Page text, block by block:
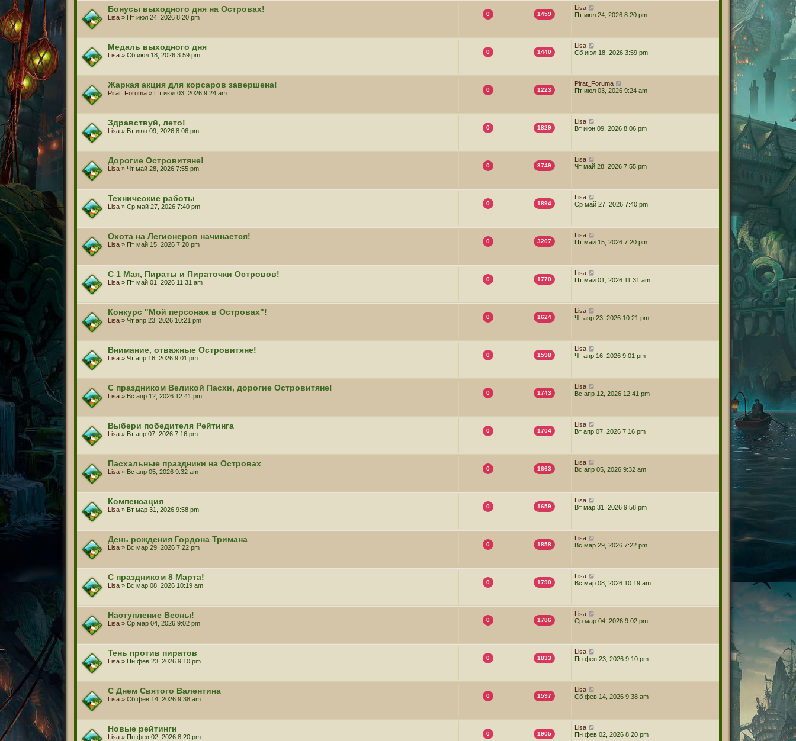
Бонусы выходного дня на Островах!
Lisa» Пт июл 24, 2026 8:20 pm 0 1459
Lisa
Пт июл 24, 2026 8:20 pm
Медаль выходного дня
Lisa» Сб июл 18, 2026 3:59 pm 0 1440
Lisa
Сб июл 18, 2026 3:59 pm
Жаркая акция для корсаров завершена!
Pirat_Foruma» Пт июл 03, 2026 9:24 am 0 1223
Pirat_Foruma
Пт июл 03, 2026 9:24 am
Здравствуй, лето!
Lisa» Вт июн 09, 2026 8:06 pm 0 1829
Lisa
Вт июн 09, 2026 8:06 pm
Дорогие Островитяне!
Lisa» Чт май 28, 2026 7:55 pm 0 3749
Lisa
Чт май 28, 2026 7:55 pm
Технические работы
Lisa» Ср май 27, 2026 7:40 pm 0 1894
Lisa
Ср май 27, 2026 7:40 pm
Охота на Легионеров начинается!
Lisa» Пт май 15, 2026 7:20 pm 0 3207
Lisa
Пт май 15, 2026 7:20 pm
С 1 Мая, Пираты и Пираточки Островов!
Lisa» Пт май 01, 2026 11:31 am 0 1770
Lisa
Пт май 01, 2026 11:31 am
Конкурс "Мой персонаж в Островах"!
Lisa» Чт апр 23, 2026 10:21 pm 0 1624
Lisa
Чт апр 23, 2026 10:21 pm
Внимание, отважные Островитяне!
Lisa» Чт апр 16, 2026 9:01 pm 0 1598
Lisa
Чт апр 16, 2026 9:01 pm
С праздником Великой Пасхи, дорогие Островитяне!
Lisa» Вс апр 12, 2026 12:41 pm 0 1743
Lisa
Вс апр 12, 2026 12:41 pm
Выбери победителя Рейтинга
Lisa» Вт апр 07, 2026 7:16 pm 0 1704
Lisa
Вт апр 07, 2026 7:16 pm
Пасхальные праздники на Островах
Lisa» Вс апр 05, 2026 9:32 am 0 1663
Lisa
Вс апр 05, 2026 9:32 am
Компенсация
Lisa» Вт мар 31, 2026 9:58 pm 0 1659
Lisa
Вт мар 31, 2026 9:58 pm
День рождения Гордона Тримана
Lisa» Вс мар 29, 2026 7:22 pm 0 1858
Lisa
Вс мар 29, 2026 7:22 pm
С праздником 8 Марта!
Lisa» Вс мар 08, 2026 10:19 am 0 1790
Lisa
Вс мар 08, 2026 10:19 am
Наступление Весны!
Lisa» Ср мар 04, 2026 9:02 pm 0 1786
Lisa
Ср мар 04, 2026 9:02 pm
Тень против пиратов
Lisa» Пн фев 23, 2026 9:10 pm 0 1833
Lisa
Пн фев 23, 2026 9:10 pm
С Днем Святого Валентина
Lisa» Сб фев 14, 2026 9:38 am 0 1597
Lisa
Сб фев 14, 2026 9:38 am
Новые рейтинги
Lisa» Пн фев 02, 2026 8:20 pm 0 1905
Lisa
Пн фев 02, 2026 8:20 pm